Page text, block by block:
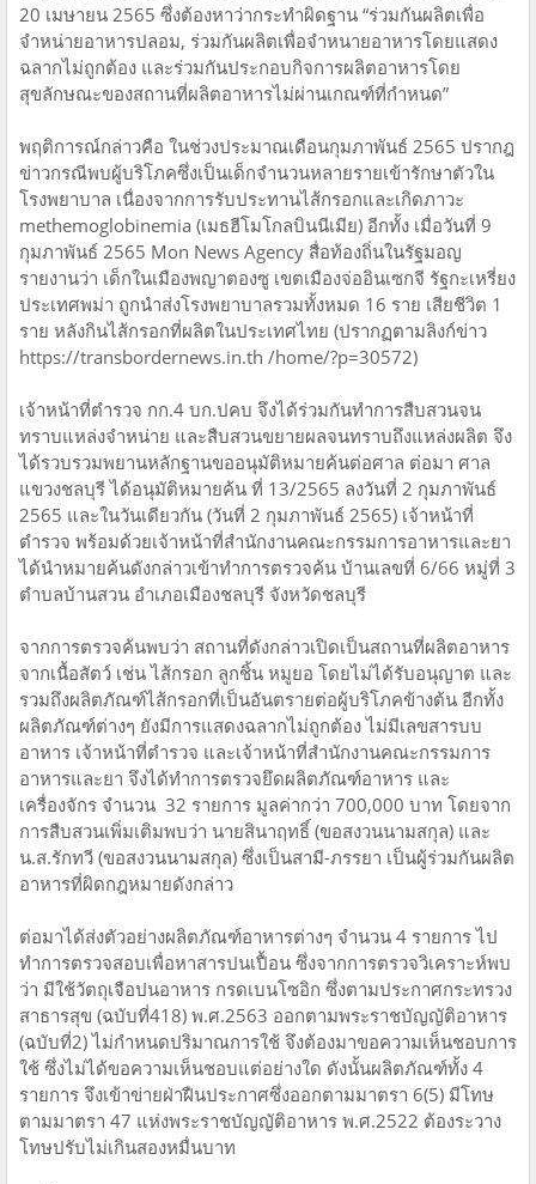
20 เมษายน 2565 ซึ่งต้องหาว่ากระทำผิดฐาน “ร่วมกันผลิตเพื่อ
จำหน่ายอาหารปลอม, ร่วมกันผลิตเพื่อจำหนายอาหารโดยแสดง
ฉลากไม่ถูกต้อง และร่วมกันประกอบกิจการผลิตอาหารโดย
สุขลักษณะของสถานที่ผลิตอาหารไม่ผ่านเกณฑ์ที่กำหนด”
พฤติการณ์กล่าวคือ ในช่วงประมาณเดือนกุมภาพันธ์ 2565 ปรากฎ
ข่าวกรณีพบผู้บริโภคซึ่งเป็นเด็กจำนวนหลายรายเข้ารักษาตัวใน
โรงพยาบาล เนื่องจากการรับประทานไส้กรอกและเกิดภาวะ
methemoglobinemia (เมธฮีโมโกลบินนีเมีย) อีกทั้ง เมื่อวันที่ 9
กุมภาพันธ์ 2565 Mon News Agency สื่อท้องถิ่นในรัฐมอญ
รายงานว่า เด็กในเมืองพญาตองซู เขตเมืองจ่ออินเซกจี รัฐกะเหรี่ยง
ประเทศพม่า ถูกนำส่งโรงพยาบาลรวมทั้งหมด 16 ราย เสียชีวิต 1
ราย หลังกินไส้กรอกที่ผลิตในประเทศไทย (ปรากฏตามลิงก์ข่าว
https://transbordernews.in.th /home/?p=30572)
เจ้าหน้าที่ตำรวจ กก.4 บก.ปคบ จึงได้ร่วมกันทำการสืบสวนจน
ทราบแหล่งจำหน่าย และสืบสวนขยายผลจนทราบถึงแหล่งผลิต จึง
ได้รวบรวมพยานหลักฐานขออนุมัติหมายค้นต่อศาล ต่อมา ศาล
แขวงชลบุรี ได้อนุมัติหมายค้น ที่ 13/2565 ลงวันที่ 2 กุมภาพันธ์
2565 และในวันเดียวกัน (วันที่ 2 กุมภาพันธ์ 2565) เจ้าหน้าที่
ตำรวจ พร้อมด้วยเจ้าหน้าที่สำนักงานคณะกรรมการอาหารและยา
ได้นำหมายค้นดังกล่าวเข้าทำการตรวจค้น บ้านเลขที่ 6/66 หมู่ที่ 3
ตำบลบ้านสวน อำเภอเมืองชลบุรี จังหวัดชลบุรี
จากการตรวจค้นพบว่า สถานที่ดังกล่าวเปิดเป็นสถานที่ผลิตอาหาร
จากเนื้อสัตว์ เช่น ไส้กรอก ลูกชิ้น หมูยอ โดยไม่ได้รับอนุญาต และ
รวมถึงผลิตภัณฑ์ไส้กรอกที่เป็นอันตรายต่อผู้บริโภคข้างต้น อีกทั้ง
ผลิตภัณฑ์ต่างๆ ยังมีการแสดงฉลากไม่ถูกต้อง ไม่มีเลขสารบบ
อาหาร เจ้าหน้าที่ตำรวจ และเจ้าหน้าที่สำนักงานคณะกรรมการ
อาหารและยา จึงได้ทำการตรวจยึดผลิตภัณฑ์อาหาร และ
เครื่องจักร จำนวน 32 รายการ มูลค่ากว่า 700,000 บาท โดยจาก
การสืบสวนเพิ่มเติมพบว่า นายสินาฤทธิ์ (ขอสงวนนามสกุล) และ
น.ส.รักทวี (ขอสงวนนามสกุล) ซึ่งเป็นสามี-ภรรยา เป็นผู้ร่วมกันผลิต
อาหารที่ผิดกฎหมายดังกล่าว
ต่อมาได้ส่งตัวอย่างผลิตภัณฑ์อาหารต่างๆ จำนวน 4 รายการ ไป
ทำการตรวจสอบเพื่อหาสารปนเปื้อน ซึ่งจากการตรวจวิเคราะห์พบ
ว่า มีใช้วัตถุเจือปนอาหาร กรดเบนโซอิก ซึ่งตามประกาศกระทรวง
สาธารสุข (ฉบับที่418) พ.ศ.2563 ออกตามพระราชบัญญัติอาหาร
(ฉบับที่2) ไม่กำหนดปริมาณการใช้ จึงต้องมาขอความเห็นชอบการ
ใช้ ซึ่งไม่ได้ขอความเห็นชอบแต่อย่างใด ดังนั้นผลิตภัณฑ์ทั้ง 4
รายการ จึงเข้าข่ายฝ่าฝืนประกาศซึ่งออกตามมาตรา 6(5) มีโทษ
ตามมาตรา 47 แห่งพระราชบัญญัติอาหาร พ.ศ.2522 ต้องระวาง
โทษปรับไม่เกินสองหมื่นบาท